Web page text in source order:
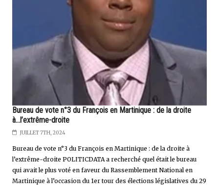
Bureau de vote n°3 du François en Martinique : de la droite
à...l’extrême-droite
JUILLET 7TH, 2024
Bureau de vote n°3 du François en Martinique : de la droite à
l’extrême-droite POLITICDATA a recherché quel était le bureau
qui avait le plus voté en faveur du Rassemblement National en
Martinique à l’occasion du 1er tour des élections législatives du 29